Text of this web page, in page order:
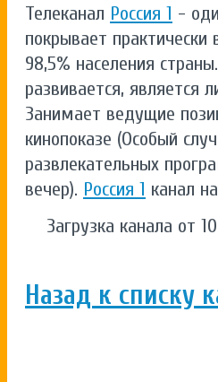
Телеканал Россия 1 -
покрывает практически
98,5% населения
развивается,
Занимает ведущие
кинопоказе (Особый
развлекательных
вечер). Россия 1 канал
Загрузка канала от
Назад к списку